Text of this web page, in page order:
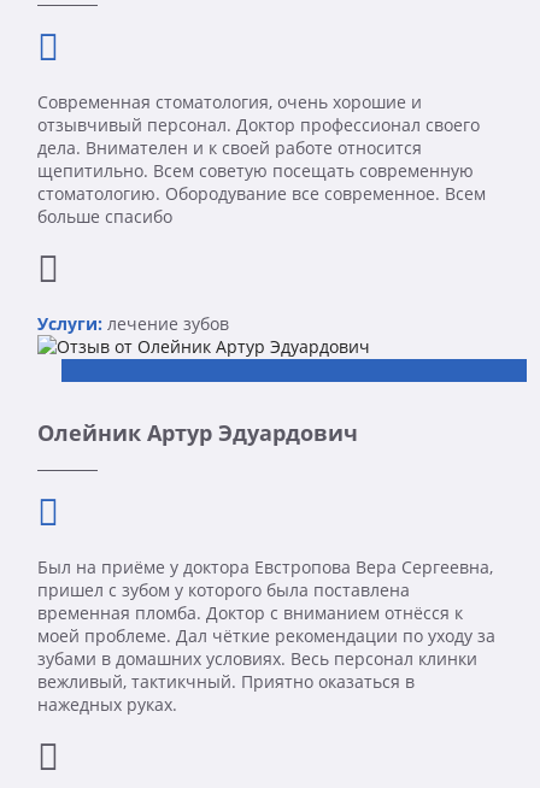
Современная стоматология, очень хорошие и
отзывчивый персонал. Доктор профессионал своего
дела. Внимателен и к своей работе относится
щепитильно. Всем советую посещать современную
стоматологию. Обородувание все современное. Всем
больше спасибо
Услуги: лечение зубов
Олейник Артур Эдуардович
Был на приёме у доктора Евстропова Вера Сергеевна,
пришел с зубом у которого была поставлена
временная пломба. Доктор с вниманием отнёсся к
моей проблеме. Дал чёткие рекомендации по уходу за
зубами в домашних условиях. Весь персонал клинки
вежливый, тактикчный. Приятно оказаться в
нажедных руках.